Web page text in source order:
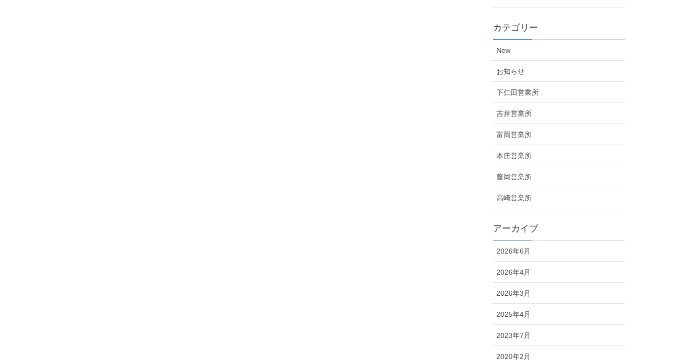
カテゴリー
New
お知らせ
下仁田営業所
吉井営業所
富岡営業所
本庄営業所
藤岡営業所
高崎営業所
アーカイブ
2026年6月
2026年4月
2026年3月
2025年4月
2023年7月
2020年2月